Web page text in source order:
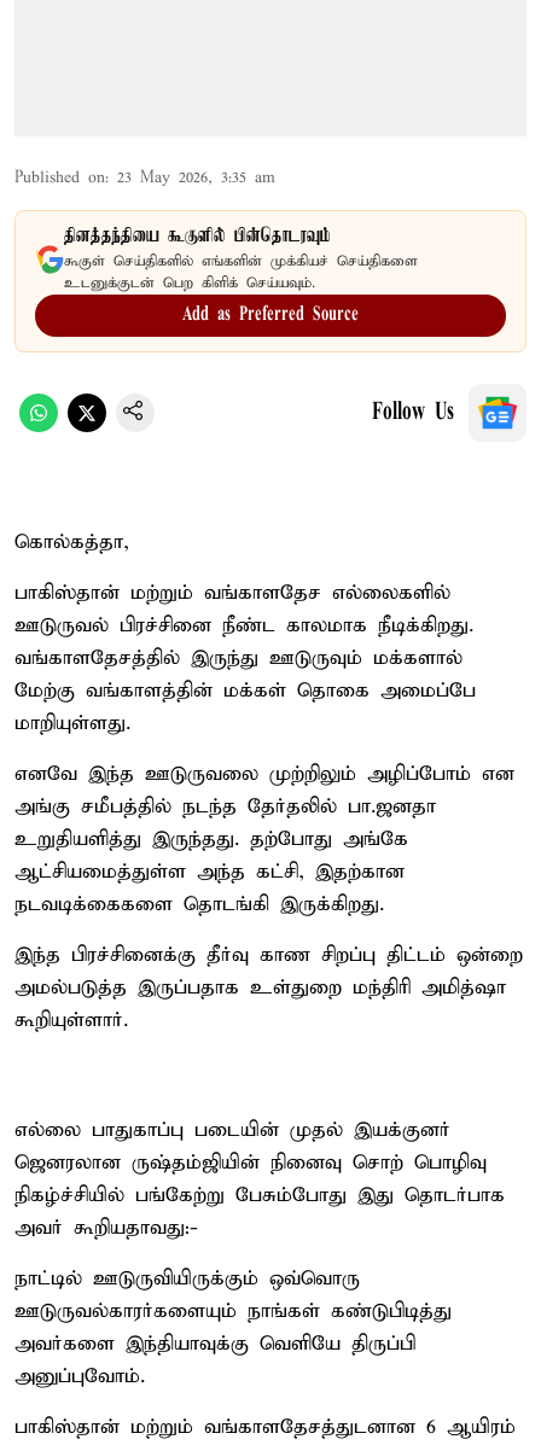
Published on: 23 May 2026, 3:35 am
தினத்தந்தியை கூகுளில் பின்தொடரவும்
கூகுள் செய்திகளில் எங்களின் முக்கியச் செய்திகளை
உடனுக்குடன் பெற கிளிக் செய்யவும்.
Add as Preferred Source
Follow Us
கொல்கத்தா,
பாகிஸ்தான் மற்றும் வங்காளதேச எல்லைகளில்
ஊடுருவல் பிரச்சினை நீண்ட காலமாக நீடிக்கிறது.
வங்காளதேசத்தில் இருந்து ஊடுருவும் மக்களால்
மேற்கு வங்காளத்தின் மக்கள் தொகை அமைப்பே
மாறியுள்ளது.
எனவே இந்த ஊடுருவலை முற்றிலும் அழிப்போம் என
அங்கு சமீபத்தில் நடந்த தேர்தலில் பா.ஜனதா
உறுதியளித்து இருந்தது. தற்போது அங்கே
ஆட்சியமைத்துள்ள அந்த கட்சி, இதற்கான
நடவடிக்கைகளை தொடங்கி இருக்கிறது.
இந்த பிரச்சினைக்கு தீர்வு காண சிறப்பு திட்டம் ஒன்றை
அமல்படுத்த இருப்பதாக உள்துறை மந்திரி அமித்ஷா
கூறியுள்ளார்.
எல்லை பாதுகாப்பு படையின் முதல் இயக்குனர்
ஜெனரலான ருஷ்தம்ஜியின் நினைவு சொற் பொழிவு
நிகழ்ச்சியில் பங்கேற்று பேசும்போது இது தொடர்பாக
அவர் கூறியதாவது:-
நாட்டில் ஊடுருவியிருக்கும் ஒவ்வொரு
ஊடுருவல்காரர்களையும் நாங்கள் கண்டுபிடித்து
அவர்களை இந்தியாவுக்கு வெளியே திருப்பி
அனுப்புவோம்.
பாகிஸ்தான் மற்றும் வங்காளதேசத்துடனான 6 ஆயிரம்